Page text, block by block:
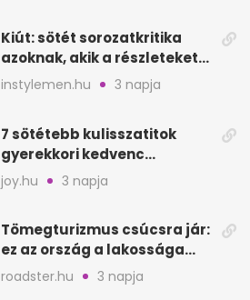
Kiút: sötét sorozatkritika
azoknak, akik a részleteket
keresik
instylemen.hu 3 napja
7 sötétebb kulisszatitok
gyerekkori kedvenc
filmjeinkről a Joy szerint
joy.hu 3 napja
Tömegturizmus csúcsra jár:
ez az ország a lakossága
kétszeresét fogadja
roadster.hu 3 napja